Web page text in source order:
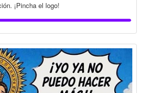
¡Pincha el logo!